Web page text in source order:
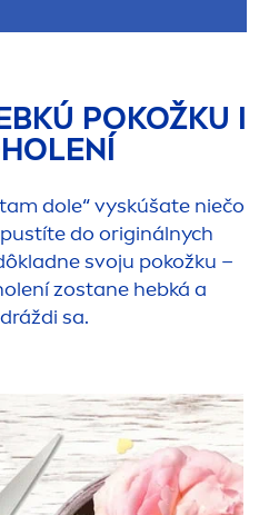
POKOŽKU I
dole“ vyskúšate niečo
pustíte do originálnych
svoju pokožku –
zostane hebká a
sa.